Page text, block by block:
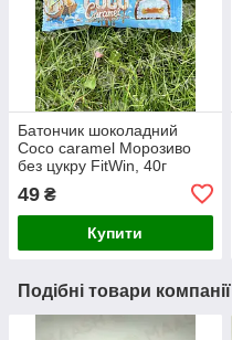
Батончик шоколадний
Coco caramel Морозиво
без цукру FitWin, 40г
49 ₴
Купити
Подібні товари компанії